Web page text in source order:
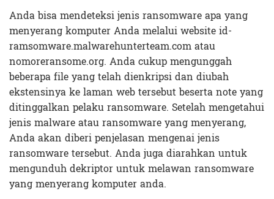
Anda bisa mendeteksi jenis ransomware apa yang
menyerang komputer Anda melalui website id-
ramsomware.malwarehunterteam.com atau
nomoreransome.org. Anda cukup mengunggah
beberapa file yang telah dienkripsi dan diubah
ekstensinya ke laman web tersebut beserta note yang
ditinggalkan pelaku ransomware. Setelah mengetahui
jenis malware atau ransomware yang menyerang,
Anda akan diberi penjelasan mengenai jenis
ransomware tersebut. Anda juga diarahkan untuk
mengunduh dekriptor untuk melawan ransomware
yang menyerang komputer anda.